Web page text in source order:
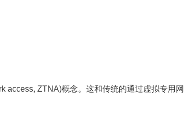
access, ZTNA)概念。这和传统的通过虚拟专用网